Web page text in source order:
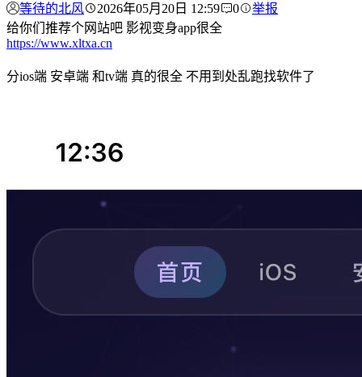
等待的北风 2026年05月20日 12:59 0
举报
给你们推荐个网站吧 影视变身app很全
https://www.xltxa.cn
分ios端 安卓端 和tv端 真的很全 不用到处乱跑找软件了